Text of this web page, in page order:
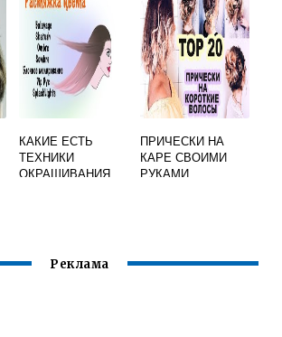
КАКИЕ ЕСТЬ
ТЕХНИКИ
ОКРАШИВАНИЯ
ПРИЧЕСКИ НА
КАРЕ СВОИМИ
РУКАМИ
Реклама